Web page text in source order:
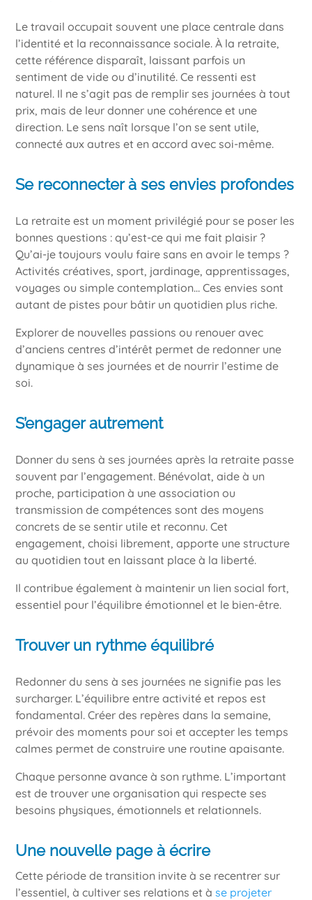
Le travail occupait souvent une place centrale dans
l’identité et la reconnaissance sociale. À la retraite,
cette référence disparaît, laissant parfois un
sentiment de vide ou d’inutilité. Ce ressenti est
naturel. Il ne s’agit pas de remplir ses journées à tout
prix, mais de leur donner une cohérence et une
direction. Le sens naît lorsque l’on se sent utile,
connecté aux autres et en accord avec soi-même.
Se reconnecter à ses envies profondes
La retraite est un moment privilégié pour se poser les
bonnes questions : qu’est-ce qui me fait plaisir ?
Qu’ai-je toujours voulu faire sans en avoir le temps ?
Activités créatives, sport, jardinage, apprentissages,
voyages ou simple contemplation… Ces envies sont
autant de pistes pour bâtir un quotidien plus riche.
Explorer de nouvelles passions ou renouer avec
d’anciens centres d’intérêt permet de redonner une
dynamique à ses journées et de nourrir l’estime de
soi.
S’engager autrement
Donner du sens à ses journées après la retraite passe
souvent par l’engagement. Bénévolat, aide à un
proche, participation à une association ou
transmission de compétences sont des moyens
concrets de se sentir utile et reconnu. Cet
engagement, choisi librement, apporte une structure
au quotidien tout en laissant place à la liberté.
Il contribue également à maintenir un lien social fort,
essentiel pour l’équilibre émotionnel et le bien-être.
Trouver un rythme équilibré
Redonner du sens à ses journées ne signifie pas les
surcharger. L’équilibre entre activité et repos est
fondamental. Créer des repères dans la semaine,
prévoir des moments pour soi et accepter les temps
calmes permet de construire une routine apaisante.
Chaque personne avance à son rythme. L’important
est de trouver une organisation qui respecte ses
besoins physiques, émotionnels et relationnels.
Une nouvelle page à écrire
Cette période de transition invite à se recentrer sur
l’essentiel, à cultiver ses relations et àse projeter